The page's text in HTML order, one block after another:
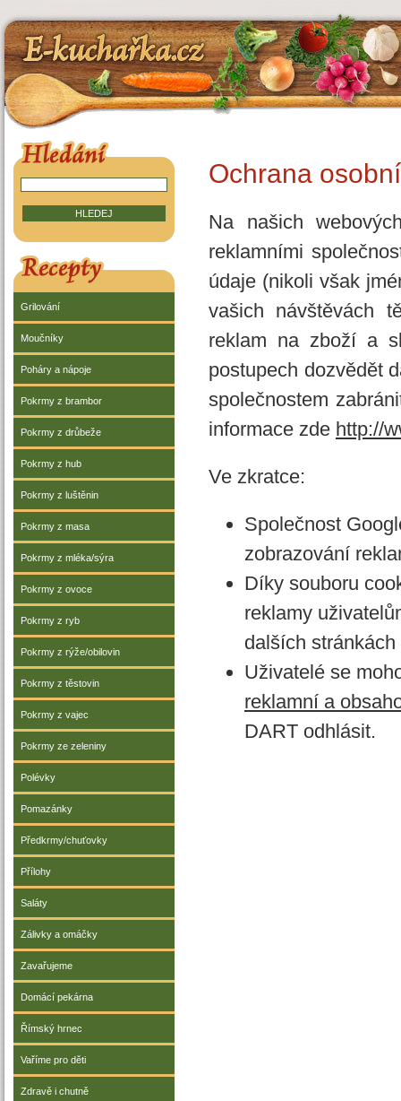
E-kuchařka.cz
Ochrana
Na našich
reklamními
údaje (nikoli však
vašich návštěvách
reklam na zboží a
postupech dozvědět
společnostem
informace zde http://
Ve zkratce:
Společnost
zobrazování
Díky souboru
reklamy
dalších stránkách
Uživatelé se
reklamní a
DART odhlásit.
HLEDÁNÍ V RECEPTECH
RECEPTY
Grilování
Moučníky
Poháry a nápoje
Pokrmy z brambor
Pokrmy z drůbeže
Pokrmy z hub
Pokrmy z luštěnin
Pokrmy z masa
Pokrmy z mléka/sýra
Pokrmy z ovoce
Pokrmy z ryb
Pokrmy z rýže/obilovin
Pokrmy z těstovin
Pokrmy z vajec
Pokrmy ze zeleniny
Polévky
Pomazánky
Předkrmy/chuťovky
Přílohy
Saláty
Zálivky a omáčky
Zavařujeme
Domácí pekárna
Římský hrnec
Vaříme pro děti
Zdravě i chutně